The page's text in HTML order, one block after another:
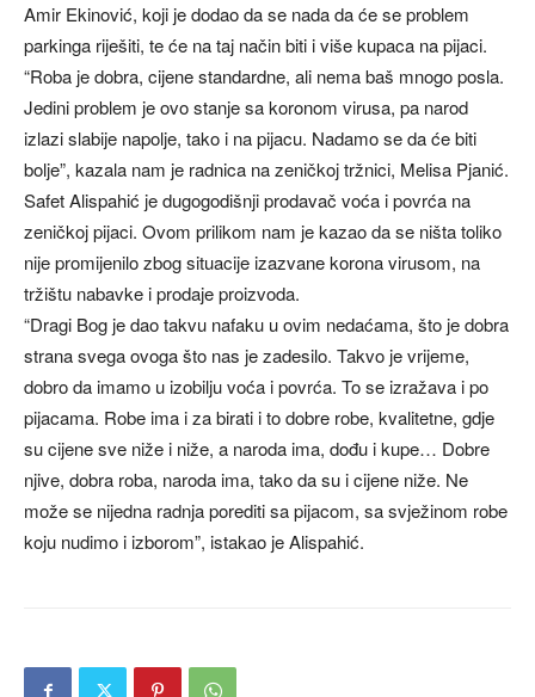
Amir Ekinović, koji je dodao da se nada da će se problem
parkinga riješiti, te će na taj način biti i više kupaca na pijaci.
“Roba je dobra, cijene standardne, ali nema baš mnogo posla.
Jedini problem je ovo stanje sa koronom virusa, pa narod
izlazi slabije napolje, tako i na pijacu. Nadamo se da će biti
bolje”, kazala nam je radnica na zeničkoj tržnici, Melisa Pjanić.
Safet Alispahić je dugogodišnji prodavač voća i povrća na
zeničkoj pijaci. Ovom prilikom nam je kazao da se ništa toliko
nije promijenilo zbog situacije izazvane korona virusom, na
tržištu nabavke i prodaje proizvoda.
“Dragi Bog je dao takvu nafaku u ovim nedaćama, što je dobra
strana svega ovoga što nas je zadesilo. Takvo je vrijeme,
dobro da imamo u izobilju voća i povrća. To se izražava i po
pijacama. Robe ima i za birati i to dobre robe, kvalitetne, gdje
su cijene sve niže i niže, a naroda ima, dođu i kupe… Dobre
njive, dobra roba, naroda ima, tako da su i cijene niže. Ne
može se nijedna radnja porediti sa pijacom, sa svježinom robe
koju nudimo i izborom”, istakao je Alispahić.